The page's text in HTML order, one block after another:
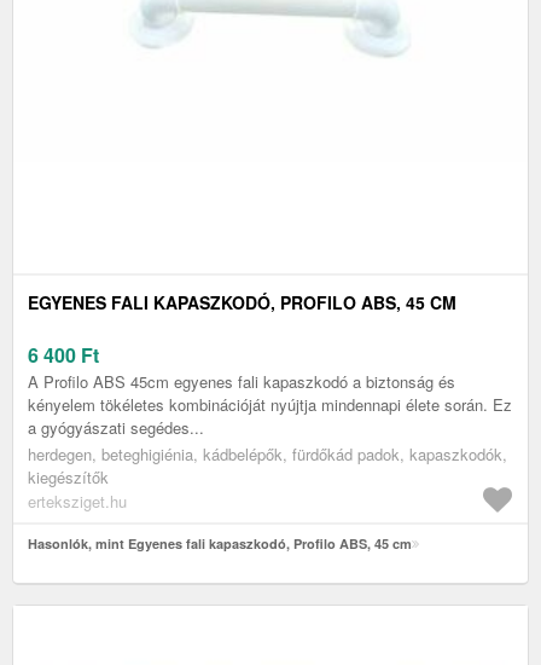
EGYENES FALI KAPASZKODÓ, PROFILO ABS, 45 CM
6 400 Ft
A Profilo ABS 45cm egyenes fali kapaszkodó a biztonság és
kényelem tökéletes kombinációját nyújtja mindennapi élete során. Ez
a gyógyászati segédes...
herdegen, beteghigiénia, kádbelépők, fürdőkád padok, kapaszkodók,
kiegészítők
erteksziget.hu
Hasonlók, mint Egyenes fali kapaszkodó, Profilo ABS, 45 cm